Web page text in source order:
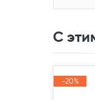
С
-20%
-20%